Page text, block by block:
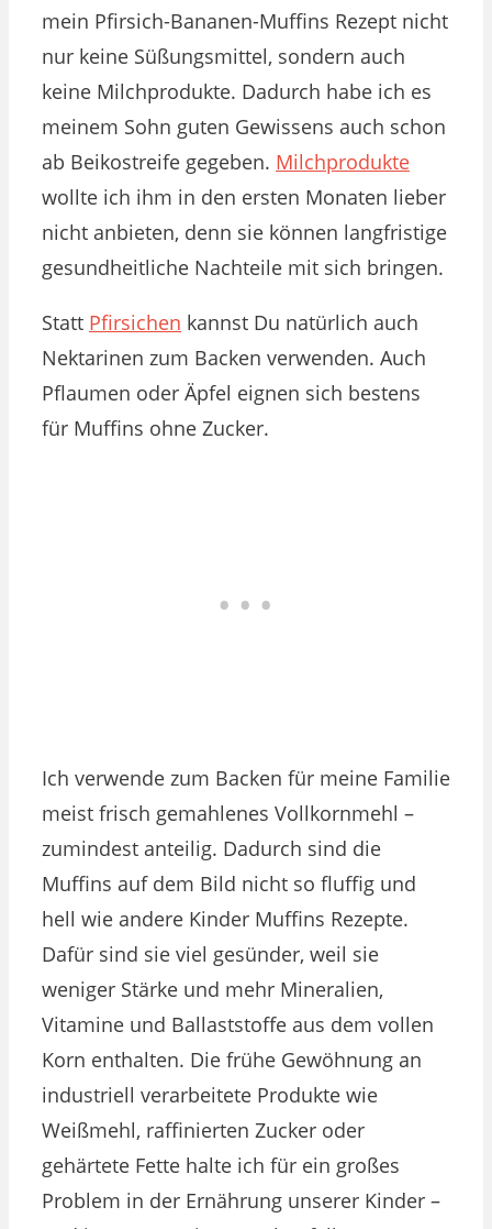
mein Pfirsich-Bananen-Muffins Rezept nicht
nur keine Süßungsmittel, sondern auch
keine Milchprodukte. Dadurch habe ich es
meinem Sohn guten Gewissens auch schon
ab Beikostreife gegeben. Milchprodukte
wollte ich ihm in den ersten Monaten lieber
nicht anbieten, denn sie können langfristige
gesundheitliche Nachteile mit sich bringen.
Statt Pfirsichen kannst Du natürlich auch
Nektarinen zum Backen verwenden. Auch
Pflaumen oder Äpfel eignen sich bestens
für Muffins ohne Zucker.
Ich verwende zum Backen für meine Familie
meist frisch gemahlenes Vollkornmehl –
zumindest anteilig. Dadurch sind die
Muffins auf dem Bild nicht so fluffig und
hell wie andere Kinder Muffins Rezepte.
Dafür sind sie viel gesünder, weil sie
weniger Stärke und mehr Mineralien,
Vitamine und Ballaststoffe aus dem vollen
Korn enthalten. Die frühe Gewöhnung an
industriell verarbeitete Produkte wie
Weißmehl, raffinierten Zucker oder
gehärtete Fette halte ich für ein großes
Problem in der Ernährung unserer Kinder –